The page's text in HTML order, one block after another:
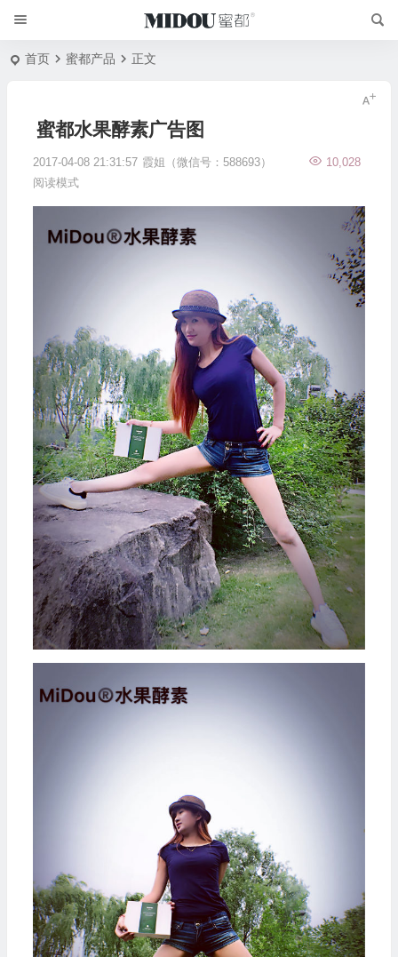
首页 蜜都产品 正文
蜜都水果酵素广告图
2017-04-08 21:31:57 霞姐（微信号：588693）
10,028
阅读模式